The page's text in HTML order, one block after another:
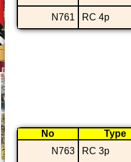
N761 RC 4p
No Type
N763
RC 3p